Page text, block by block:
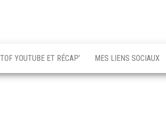
YOUTUBE ET RÉCAP’ MES LIENS SOCIAUX